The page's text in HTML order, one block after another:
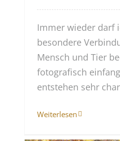
Immer wieder darf
besondere
Mensch und Tier
fotografisch
entstehen sehr
Weiterlesen